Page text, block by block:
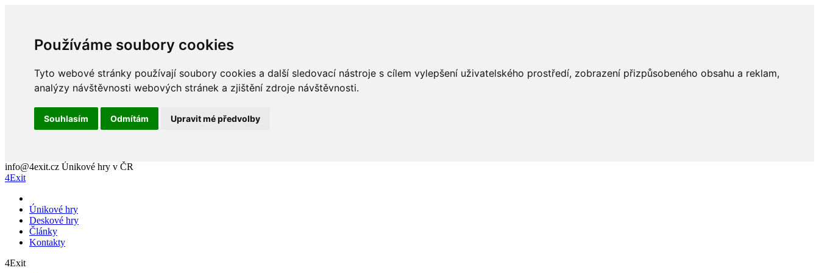
Používáme soubory cookies
Tyto webové stránky používají soubory cookies a další sledovací nástroje s cílem vylepšení uživatelského prostředí, zobrazení přizpůsobeného obsahu a reklam,
analýzy návštěvnosti webových stránek a zjištění zdroje návštěvnosti.
Souhlasím Odmítám Upravit mé předvolby
info@4exit.cz Únikové hry v ČR
4Exit
Únikové hry
Deskové hry
Články
Kontakty
4Exit